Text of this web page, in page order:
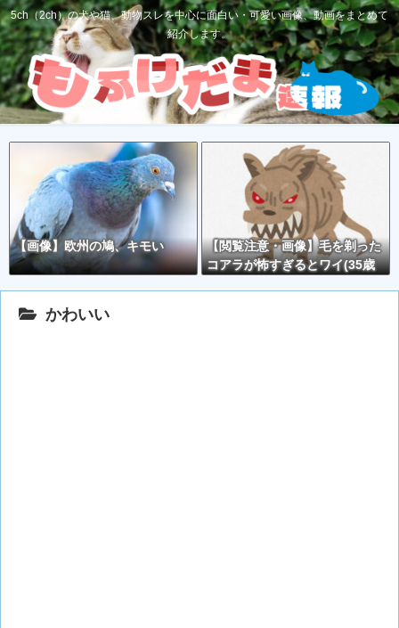
5ch（2ch）の犬や猫、動物スレを中心に面白い・可愛い画像、動画をまとめて
紹介します。
【画像】欧州の鳩、キモい
【閲覧注意・画像】毛を剃った
コアラが怖すぎるとワイ(35歳
かわいい